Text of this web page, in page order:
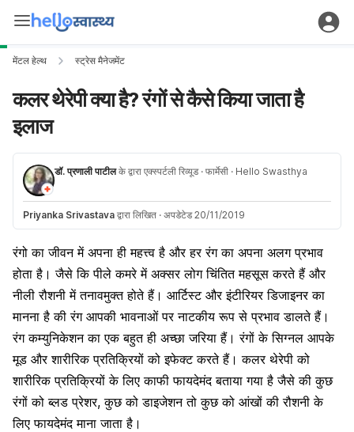
मेंटल हेल्थ स्ट्रेस मैनेजमेंट
कलर थेरेपी क्या है? रंगों से कैसे किया जाता है
इलाज
डॉ. प्रणाली पाटीलके द्वारा एक्स्पर्टली रिव्यूड · फार्मेसी · Hello Swasthya
Priyanka Srivastava द्वारा लिखित · अपडेटेड 20/11/2019
रंगो का जीवन में अपना ही महत्त्व है और हर रंग का अपना अलग प्रभाव
होता है। जैसे कि पीले कमरे में अक्सर लोग चिंतित महसूस करते हैं और
नीली रौशनी मेंतनावमुक्त होते हैं। आर्टिस्ट और इंटीरियर डिजाइनर का
मानना है की रंग आपकी भावनाओं पर नाटकीय रूप से प्रभाव डालते हैं।
रंग कम्युनिकेशन का एक बहुत ही अच्छा जरिया हैं। रंगों के सिग्नल आपके
मूड औरशारीरिकप्रतिक्रियों को इफेक्ट करते हैं। कलर थेरेपी को
शारीरिक प्रतिक्रियों के लिए काफी फायदेमंद बताया गया है जैसे की कुछ
रंगों कोब्लड प्रेशर, कुछ को डाइजेशन तो कुछ को आंख ों की रौशनी के
लिए फायदेमंद माना जाता है।